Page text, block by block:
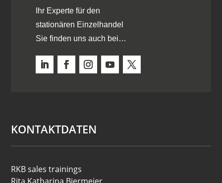
Ihr Experte für den
stationären Einzelhandel
Sie finden uns auch bei…
KONTAKTDATEN
RKB sales trainings